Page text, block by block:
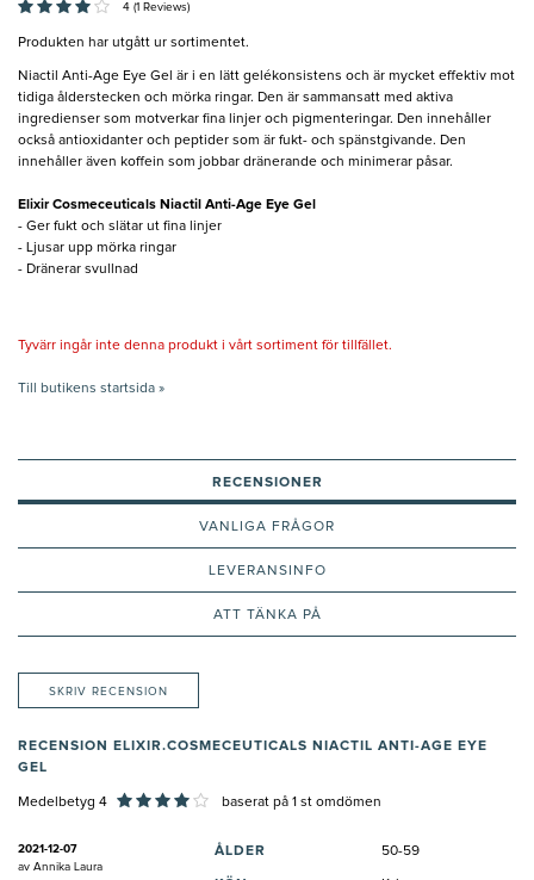
4 (1 Reviews)
Produkten har utgått ur sortimentet.
Niactil Anti-Age Eye Gel är i en lätt gelékonsistens och är mycket effektiv mot
tidiga ålderstecken och mörka ringar. Den är sammansatt med aktiva
ingredienser som motverkar fina linjer och pigmenteringar. Den innehåller
också antioxidanter och peptider som är fukt- och spänstgivande. Den
innehåller även koffein som jobbar dränerande och minimerar påsar.
Elixir Cosmeceuticals Niactil Anti-Age Eye Gel
- Ger fukt och slätar ut fina linjer
- Ljusar upp mörka ringar
- Dränerar svullnad
Tyvärr ingår inte denna produkt i vårt sortiment för tillfället.
Till butikens startsida »
RECENSIONER
VANLIGA FRÅGOR
LEVERANSINFO
ATT TÄNKA PÅ
SKRIV RECENSION
RECENSION ELIXIR.COSMECEUTICALS NIACTIL ANTI-AGE EYE
GEL
Medelbetyg 4 baserat på 1 st omdömen
2021-12-07
av Annika Laura
ÅLDER 50-59